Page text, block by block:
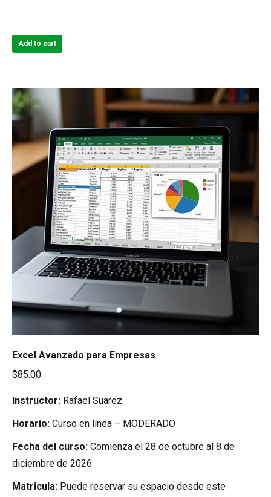
Add to cart
Excel Avanzado para Empresas
$85.00
Instructor: Rafael Suárez
Horario: Curso en línea – MODERADO
Fecha del curso: Comienza el 28 de octubre al 8 de
diciembre de 2026.
Matricula: Puede reservar su espacio desde este